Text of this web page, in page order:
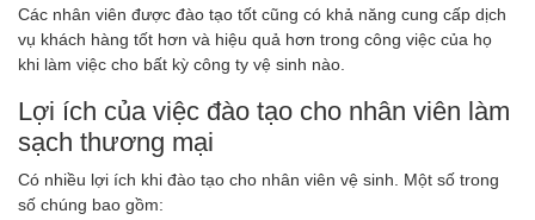
Các nhân viên được đào tạo tốt cũng có khả năng cung cấp dịch
vụ khách hàng tốt hơn và hiệu quả hơn trong công việc của họ
khi làm việc cho bất kỳ công ty vệ sinh nào.
Lợi ích của việc đào tạo cho nhân viên làm
sạch thương mại
Có nhiều lợi ích khi đào tạo cho nhân viên vệ sinh. Một số trong
số chúng bao gồm: